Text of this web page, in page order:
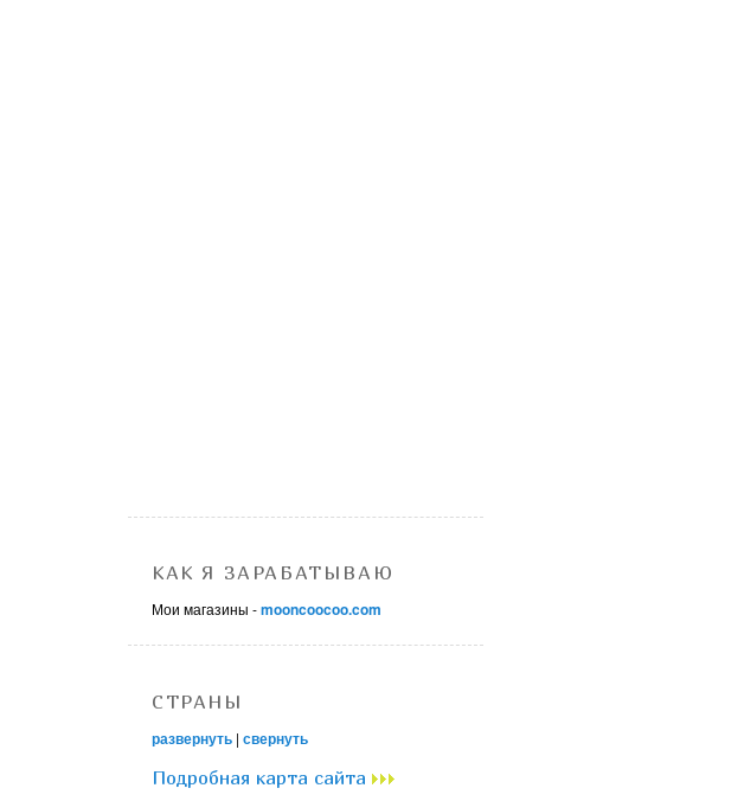
КАК Я ЗАРАБАТЫВАЮ
Мои магазины -mooncoocoo.com
СТРАНЫ
развернуть | свернуть
Подробная карта сайта